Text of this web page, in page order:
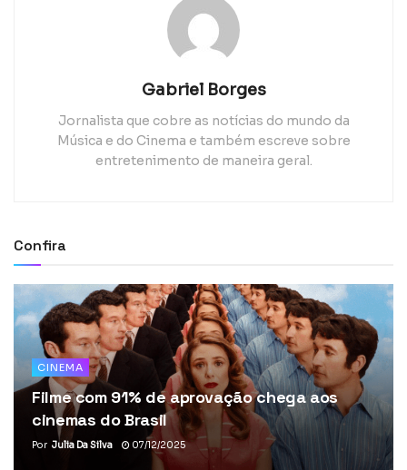
Gabriel Borges
Jornalista que cobre as notícias do mundo da
Música e do Cinema e também escreve sobre
entretenimento de maneira geral.
Confira
CINEMA
Filme com 91% de aprovação chega aos
cinemas do Brasil
Por Julia Da Silva 07/12/2025